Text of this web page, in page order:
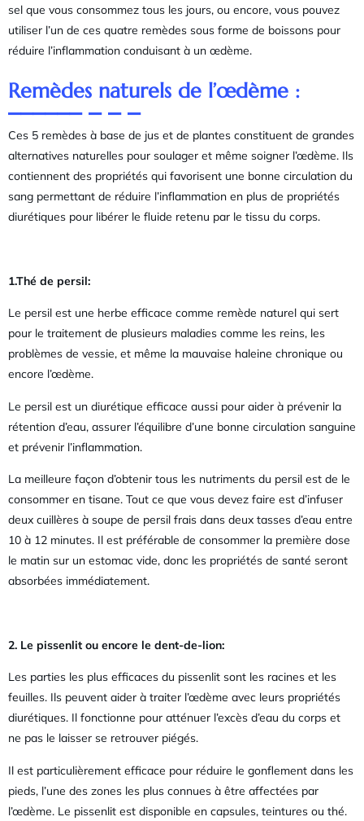
sel que vous consommez tous les jours, ou encore, vous pouvez
utiliser l’un de ces quatre remèdes sous forme de boissons pour
réduire l’inflammation conduisant à un œdème.
Remèdes naturels de l’œdème :
Ces 5 remèdes à base de jus et de plantes constituent de grandes
alternatives naturelles pour soulager et même soigner l’œdème. Ils
contiennent des propriétés qui favorisent une bonne circulation du
sang permettant de réduire l’inflammation en plus de propriétés
diurétiques pour libérer le fluide retenu par le tissu du corps.
1.Thé de persil:
Le persil est une herbe efficace comme remède naturel qui sert
pour le traitement de plusieurs maladies comme les reins, les
problèmes de vessie, et même la mauvaise haleine chronique ou
encore l’œdème.
Le persil est un diurétique efficace aussi pour aider à prévenir la
rétention d’eau, assurer l’équilibre d’une bonne circulation sanguine
et prévenir l’inflammation.
La meilleure façon d’obtenir tous les nutriments du persil est de le
consommer en tisane. Tout ce que vous devez faire est d’infuser
deux cuillères à soupe de persil frais dans deux tasses d’eau entre
10 à 12 minutes. Il est préférable de consommer la première dose
le matin sur un estomac vide, donc les propriétés de santé seront
absorbées immédiatement.
2. Le pissenlit ou encore le dent-de-lion:
Les parties les plus efficaces du pissenlit sont les racines et les
feuilles. Ils peuvent aider à traiter l’œdème avec leurs propriétés
diurétiques. Il fonctionne pour atténuer l’excès d’eau du corps et
ne pas le laisser se retrouver piégés.
Il est particulièrement efficace pour réduire le gonflement dans les
pieds, l’une des zones les plus connues à être affectées par
l’œdème. Le pissenlit est disponible en capsules, teintures ou thé.